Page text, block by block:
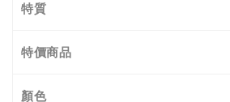
特質
特價商品
顏色